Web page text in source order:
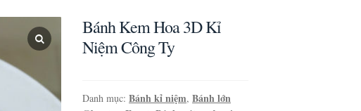
Bánh Kem Hoa 3D Kỉ
Niệm Công Ty
Danh mục:Bánh kỉ niệm,Bánh lớn